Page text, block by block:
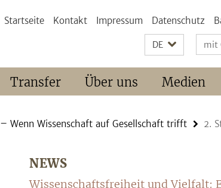
Startseite Kontakt Impressum Datenschutz
DE
Transfer Über uns Medien
– Wenn Wissenschaft auf Gesellschaft trifft 2.
NEWS
Wissenschaftsfreiheit und Vielfalt: